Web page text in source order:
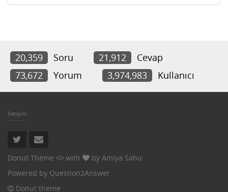
20,359 Soru 21,912
Cevap
73,672
Yorum 3,974,983 Kullanıcı
İletişim
Donut Theme with by Amiya Sahu
Powered by Question2Answer
Donut theme